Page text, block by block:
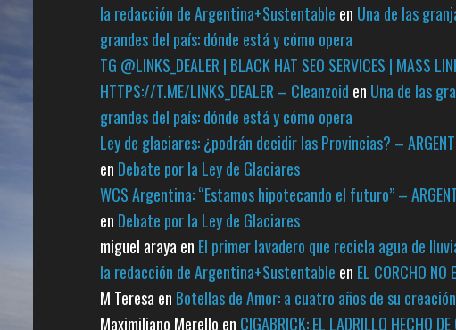
la redacción de Argentina+Sustentable en Una de las
grandes del país: dónde está y cómo opera
TG @LINKS_DEALER | BLACK HAT SEO SERVICES | MASS
HTTPS://T.ME/LINKS_DEALER – Cleanzoid en Una de las
grandes del país: dónde está y cómo opera
Ley de glaciares: ¿podrán decidir las Provincias? –
en Debate por la Ley de Glaciares
WCS Argentina: “Estamos hipotecando el futuro” –
en Debate por la Ley de Glaciares
miguel araya en El primer lavadero que recicla agua de
la redacción de Argentina+Sustentable en EL CORCHO NO
M Teresa en Botellas de Amor: a cuatro años de su creación
Maximiliano Merello en CIGABRICK: EL LADRILLO HECHO